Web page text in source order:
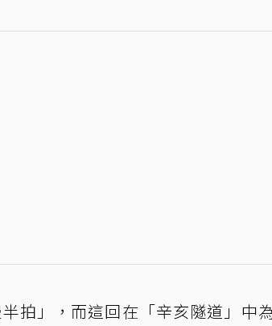
拍」，而這回在「辛亥隧道」中